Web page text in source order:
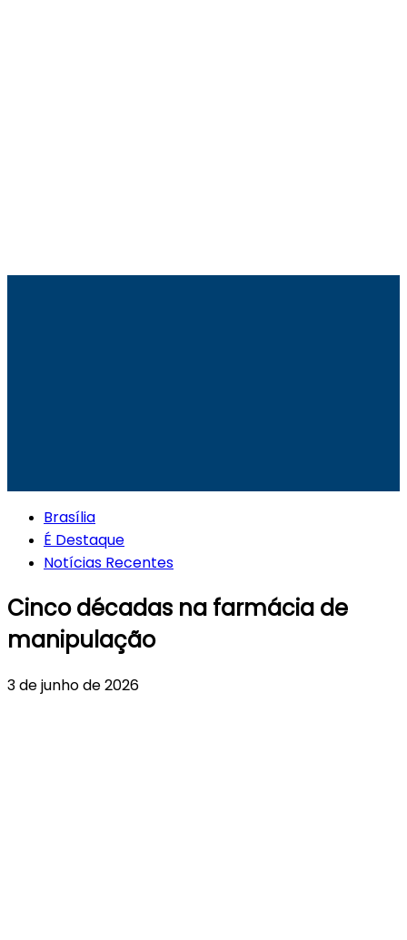
Brasília
É Destaque
Notícias Recentes
Cinco décadas na farmácia de
manipulação
3 de junho de 2026